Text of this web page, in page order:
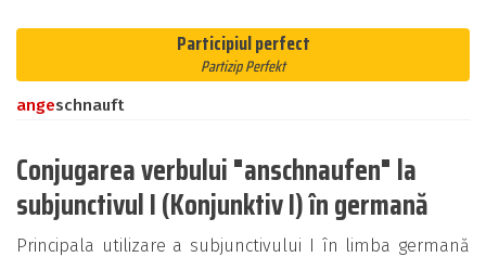
Participiul perfect
Partizip Perfekt
angeschnauft
Conjugarea verbului "anschnaufen" la
subjunctivul I (Konjunktiv I) în germană
Principala utilizare a subjunctivului I în limba germană